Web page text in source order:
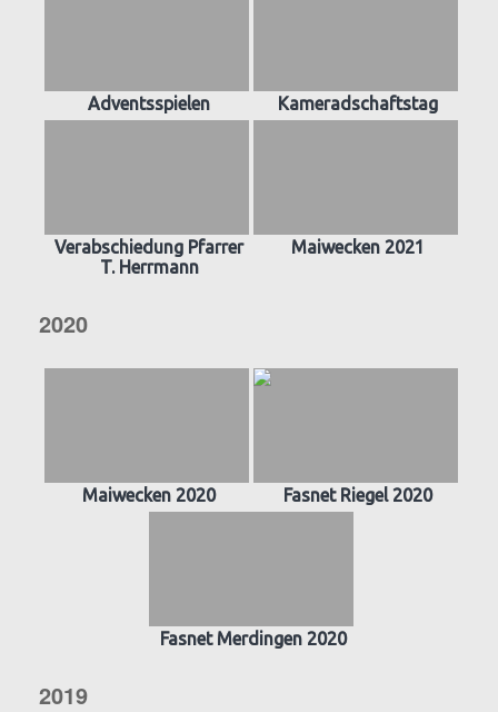
Adventsspielen Kameradschaftstag
Verabschiedung Pfarrer
T. Herrmann
Maiwecken 2021
2020
Maiwecken 2020 Fasnet Riegel 2020
Fasnet Merdingen 2020
2019